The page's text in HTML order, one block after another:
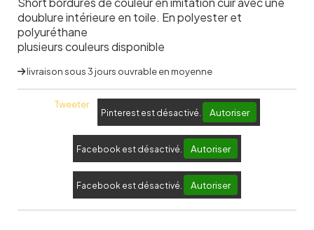
doublure intérieure en toile. En polyester et
polyuréthane
plusieurs couleurs disponible
livraison sous 3 jours ouvrable en moyenne
Tweeter
Pinterest est désactivé. Autoriser
Facebook est désactivé. Autoriser
Facebook est désactivé. Autoriser